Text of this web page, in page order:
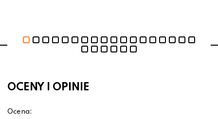
OCENY I OPINIE
Ocena: